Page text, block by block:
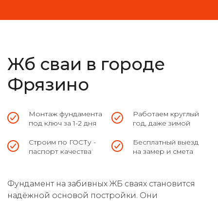
Жб сваи в городе
Фрязино
Монтаж фундамента
под ключ за 1-2 дня
Работаем круглый
год, даже зимой
Строим по ГОСТу -
паспорт качества
Бесплатный выезд
на замер и смета
Фундамент на забивных ЖБ сваях становится
надёжной основой постройки. Они